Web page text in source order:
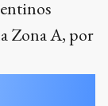
Zona A, por